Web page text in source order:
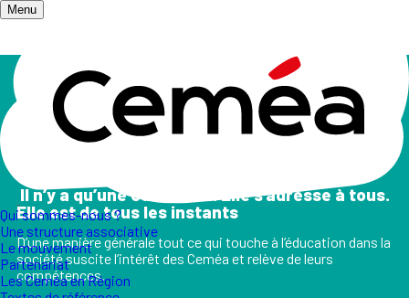
Menu
Qui sommes-nous ?
Une structure associative
Le mouvement
Partenariat
Les Ceméa en Région
Accueil/ Champs d'action
Les champs d'action
II n’y a qu’une éducation. Elle s’adresse à tous.
Elle est de tous les instants
D’une manière générale tout ce qui touche à l’éducation dans la
société suscite l’intérêt des Ceméa et relève de leurs
compétences.